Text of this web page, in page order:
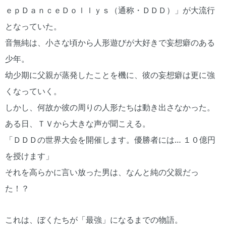
ｅｐＤａｎｃｅＤｏｌｌｙｓ（通称・ＤＤＤ）」が大流行
となっていた。
音無純は、小さな頃から人形遊びが大好きで妄想癖のある
少年。
幼少期に父親が蒸発したことを機に、彼の妄想癖は更に強
くなっていく。
しかし、何故か彼の周りの人形たちは動き出さなかった。
ある日、ＴＶから大きな声が聞こえる。
「ＤＤＤの世界大会を開催します。優勝者には… １０億円
を授けます」
それを高らかに言い放った男は、なんと純の父親だっ
た！？
これは、ぼくたちが「最強」になるまでの物語。